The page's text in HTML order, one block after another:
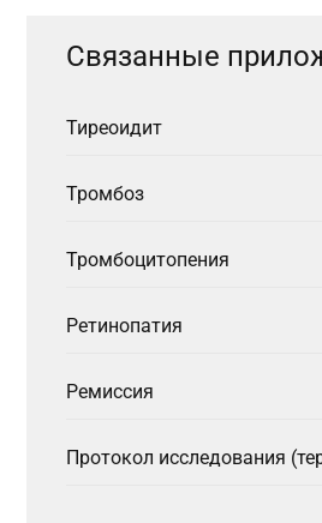
Связанные
Тиреоидит
Тромбоз
Тромбоцитопения
Ретинопатия
Ремиссия
Протокол исследования